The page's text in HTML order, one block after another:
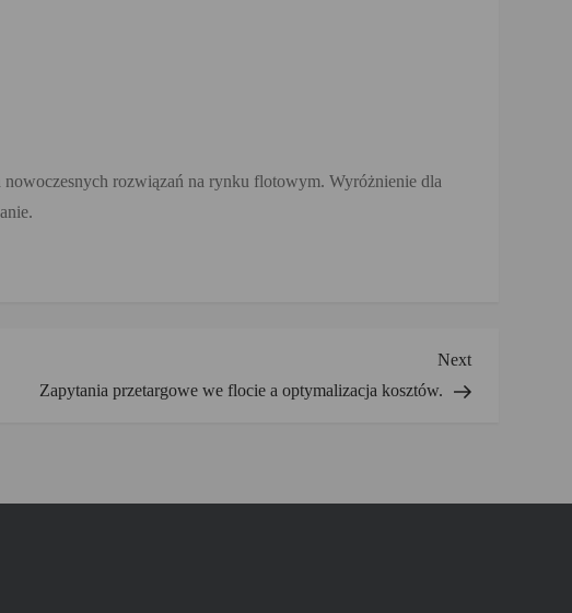
rozwiązań na rynku flotowym. Wyróżnienie dla
Next
Post
Next
Zapytania przetargowe we flocie a optymalizacja kosztów.